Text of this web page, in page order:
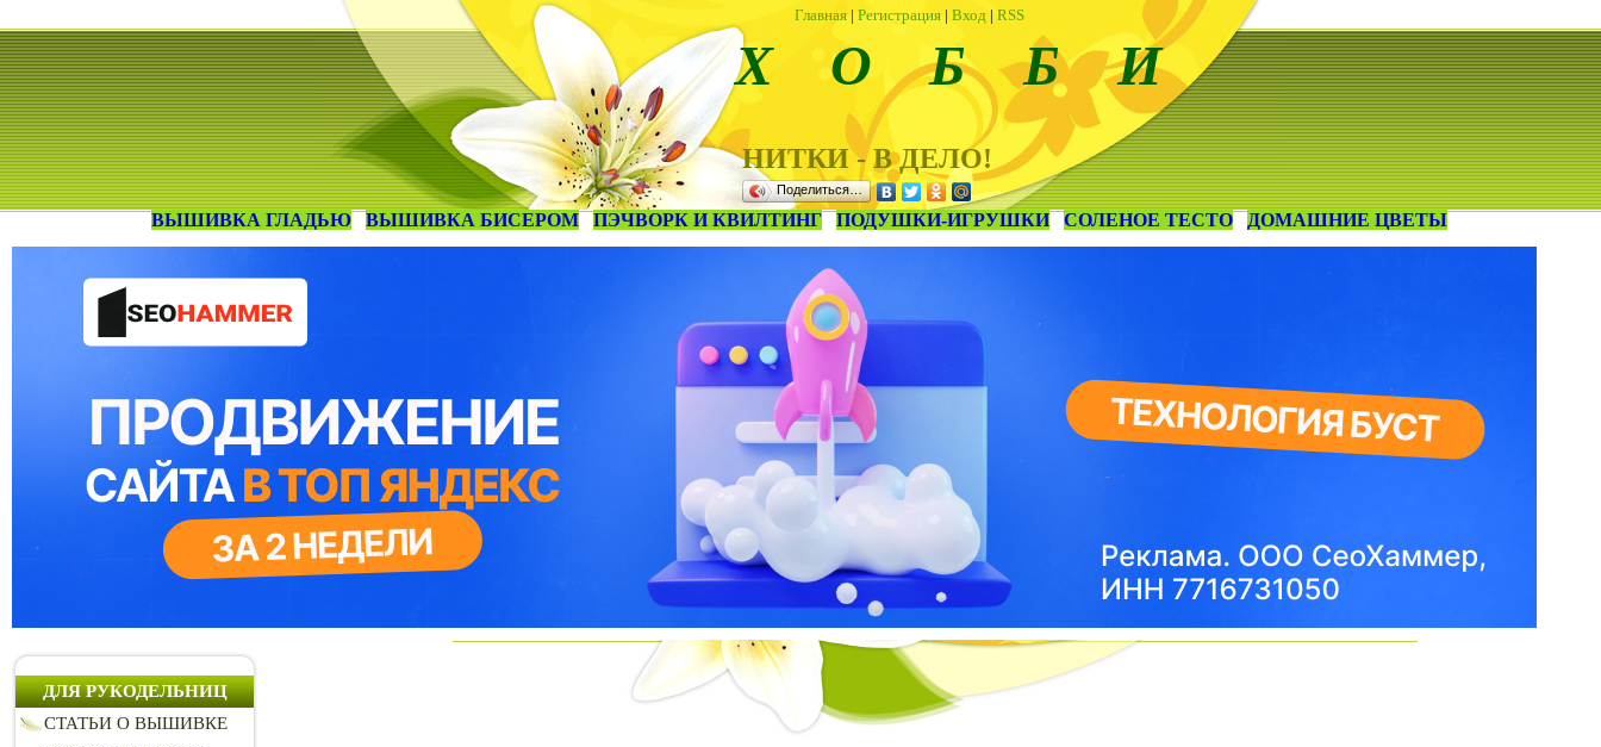
Главная | Регистрация | Вход | RSS
Х О Б Б И
НИТКИ - В ДЕЛО!
Поделиться…
ВЫШИВКА ГЛАДЬЮ ВЫШИВКА БИСЕРОМ ПЭЧВОРК И КВИЛТИНГ ПОДУШКИ-ИГРУШКИ СОЛЕНОЕ ТЕСТО ДОМАШНИЕ ЦВЕТЫ
ДЛЯ РУКОДЕЛЬНИЦ
СТАТЬИ О ВЫШИВКЕ